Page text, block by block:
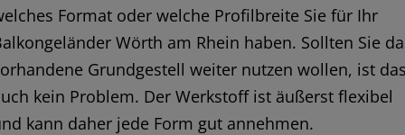
Format oder welche Profilbreite Sie für Ihr
Wörth am Rhein haben. Sollten Sie
Grundgestell weiter nutzen wollen, ist
kein Problem. Der Werkstoff ist äußerst flexibel
kann daher jede Form gut annehmen.